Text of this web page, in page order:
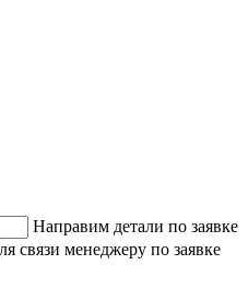
Направим детали по заявке
связи менеджеру по заявке